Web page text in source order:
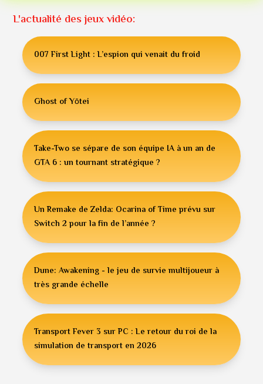
L'actualité des jeux vidéo:
007 First Light : L’espion qui venait du froid
Ghost of Yōtei
Take-Two se sépare de son équipe IA à un an de
GTA 6 : un tournant stratégique ?
Un Remake de Zelda: Ocarina of Time prévu sur
Switch 2 pour la fin de l’année ?
Dune: Awakening - le jeu de survie multijoueur à
très grande échelle
Transport Fever 3 sur PC : Le retour du roi de la
simulation de transport en 2026